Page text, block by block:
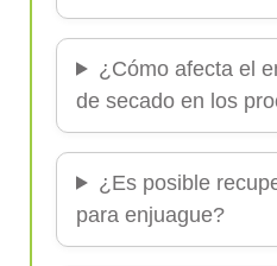
¿Cómo afecta el
de secado en los
¿Es posible
para enjuague?